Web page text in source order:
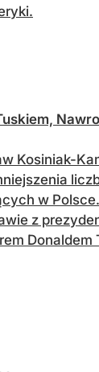
Kosiniak-
w
z
Donaldem